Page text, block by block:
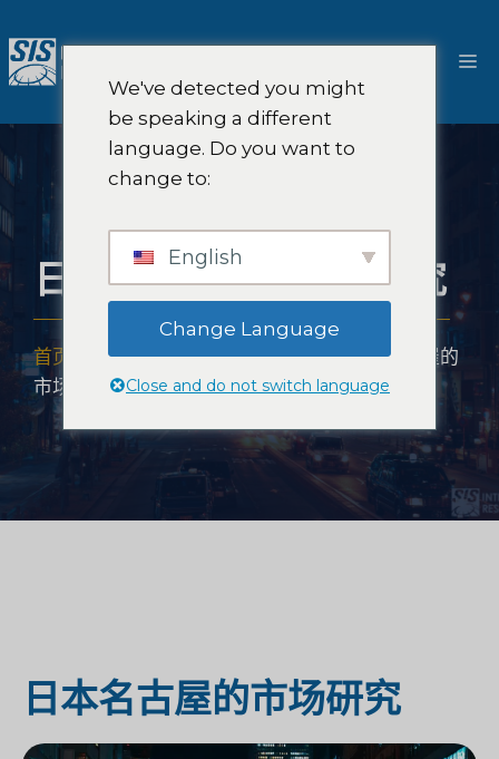
至
内
菜
日本名古屋的市场研究
首页 市场研究范围-亚洲市场研究-日本名古屋的
市场研究
日本名古屋的市场研究
We've detected you might
be speaking a different
language. Do you want to
change to:
English
Change Language
Close and do not switch language